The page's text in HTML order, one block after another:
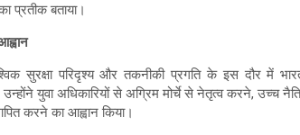
प्रतीक बताया।
सुरक्षा परिदृश्य और तकनीकी प्रगति के इस दौर में
युवा अधिकारियों से अग्रिम मोर्चे से नेतृत्व करने, उच्च
करने का आह्वान किया।